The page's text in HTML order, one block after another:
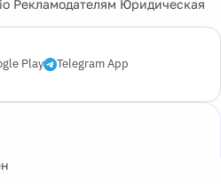
Рекламодателям Юридическая
Play Telegram App